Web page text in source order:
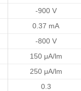
-900 V
0.37 mA
-800 V
150 μA/lm
250 μA/lm
0.3